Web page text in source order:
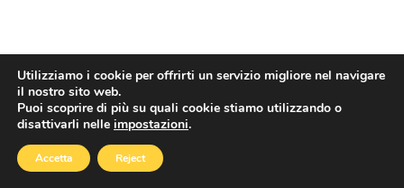
Utilizziamo i cookie per offrirti un servizio migliore nel navigare
il nostro sito web.
Puoi scoprire di più su quali cookie stiamo utilizzando o
disattivarli nelle impostazioni.
Accetta Reject